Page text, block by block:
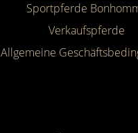
Sportpferde
Verkaufspferde
Allgemeine